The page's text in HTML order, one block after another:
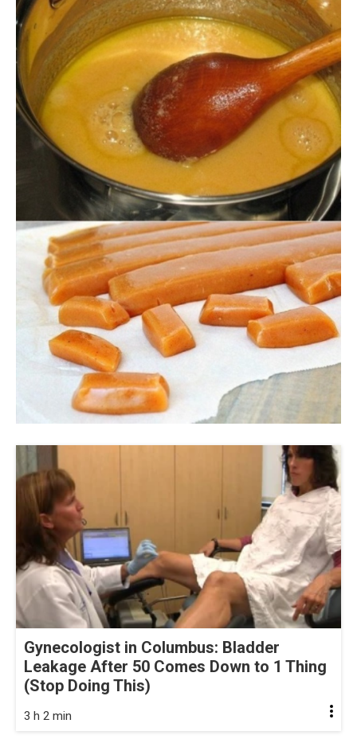
Gynecologist in Columbus: Bladder
Leakage After 50 Comes Down to 1 Thing
(Stop Doing This)
3 h 2 min